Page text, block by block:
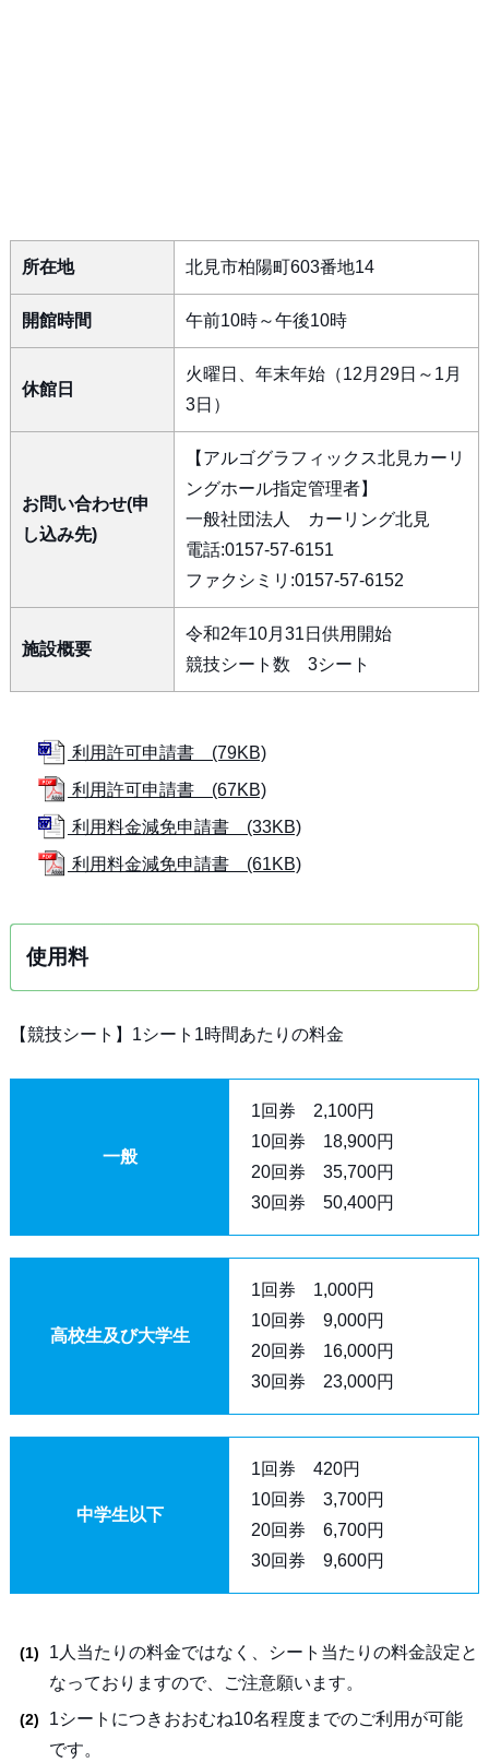
所在地 北見市柏陽町603番地14
開館時間 午前10時～午後10時
休館日
火曜日、年末年始（12月29日～1月
3日）
お問い合わせ(申
し込み先)
【アルゴグラフィックス北見カーリ
ングホール指定管理者】
一般社団法人 カーリング北見
電話:0157-57-6151
ファクシミリ:0157-57-6152
施設概要
令和2年10月31日供用開始
競技シート数 3シート
利用許可申請書 (79KB)
利用許可申請書 (67KB)
利用料金減免申請書 (33KB)
利用料金減免申請書 (61KB)
使用料
【競技シート】1シート1時間あたりの料金
一般
1回券 2,100円
10回券 18,900円
20回券 35,700円
30回券 50,400円
高校生及び大学生
1回券 1,000円
10回券 9,000円
20回券 16,000円
30回券 23,000円
中学生以下
1回券 420円
10回券 3,700円
20回券 6,700円
30回券 9,600円
1人当たりの料金ではなく、シート当たりの料金設定と
なっておりますので、ご注意願います。
1シートにつきおおむね10名程度までのご利用が可能
です。